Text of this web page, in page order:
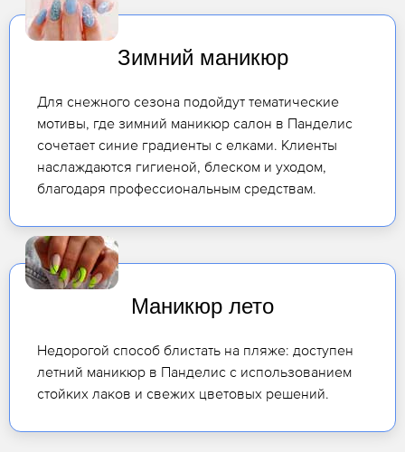
Зимний маникюр
Для снежного сезона подойдут тематические
мотивы, где зимний маникюр салон в Панделис
сочетает синие градиенты с елками. Клиенты
наслаждаются гигиеной, блеском и уходом,
благодаря профессиональным средствам.
Маникюр лето
Недорогой способ блистать на пляже: доступен
летний маникюр в Панделис с использованием
стойких лаков и свежих цветовых решений.